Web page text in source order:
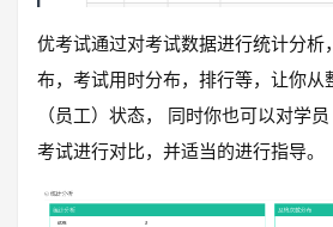
优考试通过对考试数据进行统计分析
布，考试用时分布，排行等，让你从
（员工）状态， 同时你也可以对学
考试进行对比，并适当的进行指导。